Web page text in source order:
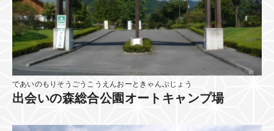
であいのもりそうごうこうえんおーときゃんぷじょう
出会いの森総合公園オートキャンプ場